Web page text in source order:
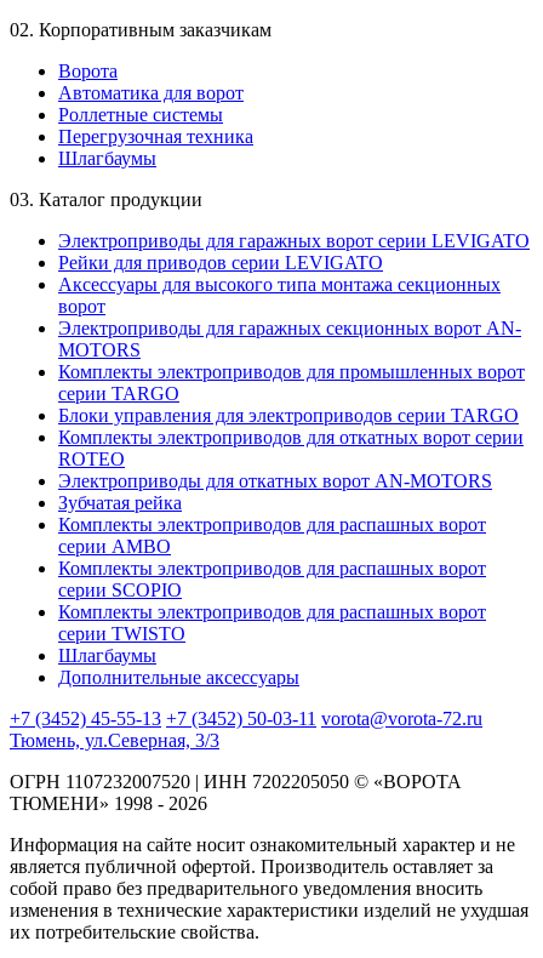
02. Корпоративным заказчикам
Ворота
Автоматика для ворот
Роллетные системы
Перегрузочная техника
Шлагбаумы
03. Каталог продукции
Электроприводы для гаражных ворот серии LEVIGATO
Рейки для приводов серии LEVIGATO
Аксессуары для высокого типа монтажа секционных
ворот
Электроприводы для гаражных секционных ворот AN-
MOTORS
Комплекты электроприводов для промышленных ворот
серии TARGO
Блоки управления для электроприводов серии TARGO
Комплекты электроприводов для откатных ворот серии
ROTEO
Электроприводы для откатных ворот AN-MOTORS
Зубчатая рейка
Комплекты электроприводов для распашных ворот
серии AMBO
Комплекты электроприводов для распашных ворот
серии SCOPIO
Комплекты электроприводов для распашных ворот
серии TWISTO
Шлагбаумы
Дополнительные аксессуары
+7 (3452) 45-55-13 +7 (3452) 50-03-11 vorota@vorota-72.ru
Тюмень, ул.Северная, 3/3
ОГРН 1107232007520 | ИНН 7202205050 © «ВОРОТА
ТЮМЕНИ» 1998 - 2026
Информация на сайте носит ознакомительный характер и не
является публичной офертой. Производитель оставляет за
собой право без предварительного уведомления вносить
изменения в технические характеристики изделий не ухудшая
их потребительские свойства.